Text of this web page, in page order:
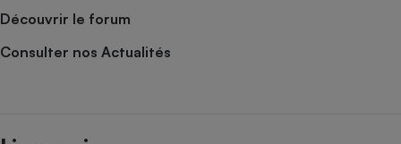
Découvrir le forum
Consulter nos Actualités